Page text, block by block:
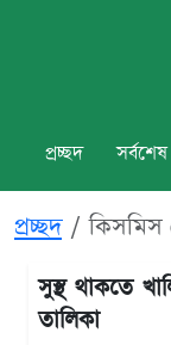
প্রচ্ছদ সর্বশেষ
প্রচ্ছদ
সুস্থ থাকতে
তালিকা